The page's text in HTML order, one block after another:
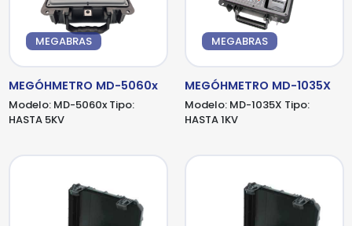
MEGABRAS
MEGÓHMETRO MD-5060x
Modelo: MD-5060xTipo:
HASTA 5KV
MEGABRAS
MEGÓHMETRO MD-1035X
Modelo: MD-1035X Tipo:
HASTA 1KV